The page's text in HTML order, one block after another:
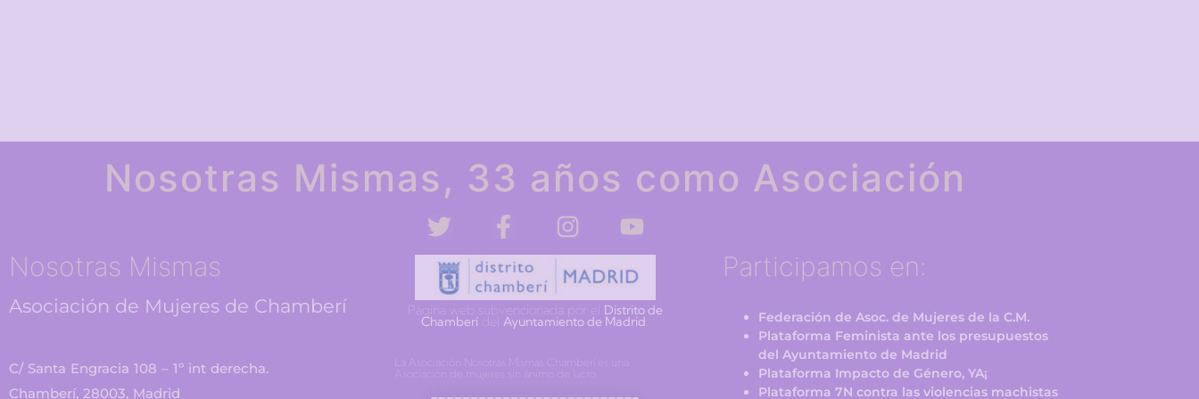
Nosotras Mismas, 33 años como Asociación
Nosotras Mismas
Asociación de Mujeres de Chamberí
C/ Santa Engracia 108 – 1º int derecha.
Chamberí, 28003, Madrid
Página web subvencionada por el Distrito de
Chamberí delAyuntamiento de Madrid
La Asociación Nosotras Mismas Chamberí es una
Asociación de mujeres sin ánimo de lucro.
Participamos en:
Federación de Asoc. de Mujeres de la C.M.
Plataforma Feminista ante los presupuestos
del Ayuntamiento de Madrid
Plataforma Impacto de Género, YA¡
Plataforma 7N contra las violencias machistas